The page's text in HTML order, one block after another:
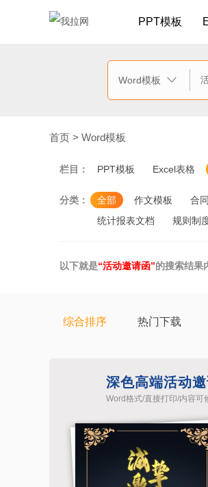
PPT模板
Word模板 
首页 > Word模板
栏目： PPT模板 Excel表格
分类： 全部 作文模板 合
统计报表文档
规则制
以下就是“活动邀请函”的搜索结果
综合排序 热门下载
深色高端活动邀
Word格式/直接打印/内容可